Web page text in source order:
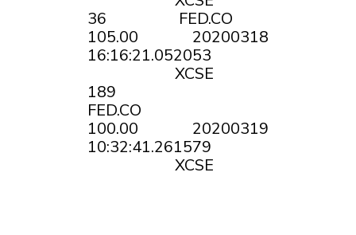
36 FED.CO
105.00 20200318
16:16:21.052053
XCSE
189
FED.CO
100.00 20200319
10:32:41.261579
XCSE